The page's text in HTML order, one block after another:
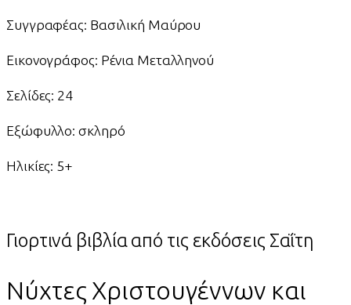
Συγγραφέας: Βασιλική Μαύρου
Εικονογράφος: Ρένια Μεταλληνού
Σελίδες: 24
Εξώφυλλο: σκληρό
Ηλικίες: 5+
Γιορτινά βιβλία από τις εκδόσεις Σαΐτη
Νύχτες Χριστουγέννων και